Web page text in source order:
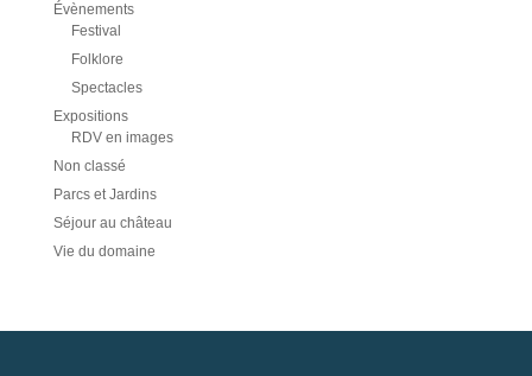
Évènements
Festival
Folklore
Spectacles
Expositions
RDV en images
Non classé
Parcs et Jardins
Séjour au château
Vie du domaine